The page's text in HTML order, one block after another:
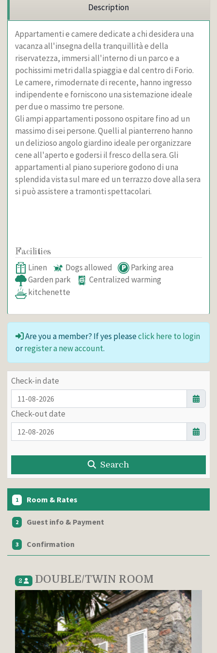
Description
Appartamenti e camere dedicate a chi desidera una
vacanza all'insegna della tranquillità e della
riservatezza, immersi all'interno di un parco e a
pochissimi metri dalla spiaggia e dal centro di Forio.
Le camere, rimodernate di recente, hanno ingresso
indipendente e forniscono una sistemazione ideale
per due o massimo tre persone.
Gli ampi appartamenti possono ospitare fino ad un
massimo di sei persone. Quelli al pianterreno hanno
un delizioso angolo giardino ideale per organizzare
cene all'aperto e godersi il fresco della sera. Gli
appartamenti al piano superiore godono di una
splendida vista sul mare ed un terrazzo dove alla sera
si può assistere a tramonti spettacolari.
Facilities
Linen Dogs allowed
Parking area
Garden park
Centralized warming
kitchenette
Are you a member? If yes pleaseclick here to login
orregister a new account.
Check-in date
Check-out date
Search
1 Room & Rates
2 Guest info & Payment
3 Confirmation
2 DOUBLE/TWIN ROOM